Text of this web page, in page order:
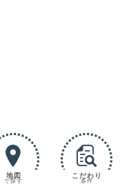
地図
で探す
こだわり
条件